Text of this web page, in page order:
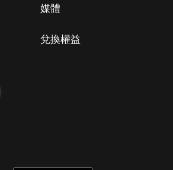
媒體
兌換權益